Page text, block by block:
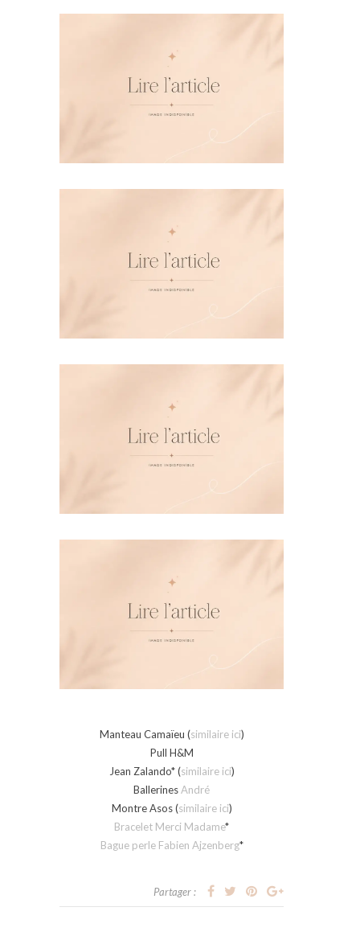
Manteau Camaïeu (similaire ici)
Pull H&M
Jean Zalando* (similaire ici)
BallerinesAndré
Montre Asos (similaire ici)
Bracelet Merci Madame*
Bague perle Fabien Ajzenberg*
Partager :